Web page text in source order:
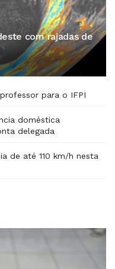
com rajadas de
para o IFPI
doméstica
delegada
de até 110 km/h nesta